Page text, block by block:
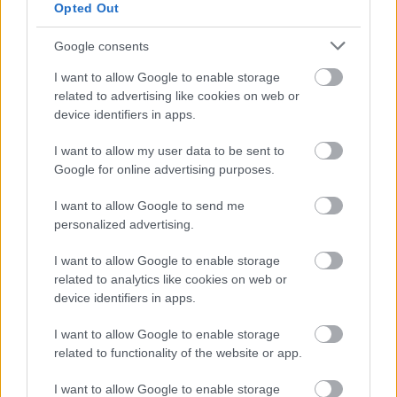
Opted Out
Google consents
I want to allow Google to enable storage
related to advertising like cookies on web or
device identifiers in apps.
I want to allow my user data to be sent to
Google for online advertising purposes.
I want to allow Google to send me
personalized advertising.
I want to allow Google to enable storage
related to analytics like cookies on web or
device identifiers in apps.
I want to allow Google to enable storage
related to functionality of the website or app.
I want to allow Google to enable storage
Přihlaste se k odběru našeho
newsletteru
NEJČTĚNĚJŠÍ